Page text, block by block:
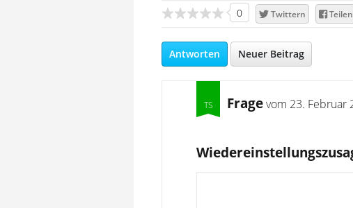
0 Twittern Teilen
Antworten Neuer Beitrag
Fragevom 23. Februar